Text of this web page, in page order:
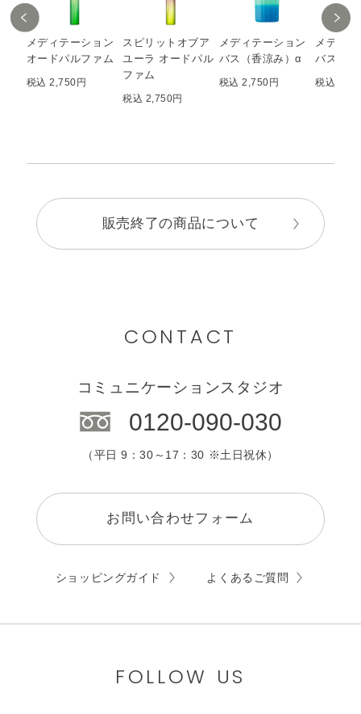
メディテーション
オードパルファム
税込 2,750円
スピリットオブア
ユーラ オードパル
ファム
税込 2,750円
メディテーション
バス（香涼み）α
税込 2,750円
メディ
バスｔ
税込
販売終了の商品について
CONTACT
コミュニケーションスタジオ
0120-090-030
（平日 9：30～17：30 ※土日祝休）
お問い合わせフォーム
ショッピングガイド よくあるご質問
FOLLOW US